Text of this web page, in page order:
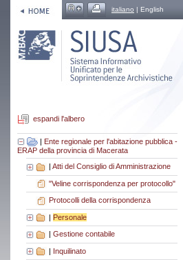
italiano | English
espandi l'albero
| Ente regionale per l'abitazione pubblica -
ERAP della provincia di Macerata
| Atti del Consiglio di Amministrazione
"Veline corrispondenza per protocollo"
Protocolli della corrispondenza
| Personale
Gestione contabile
| Inquilinato